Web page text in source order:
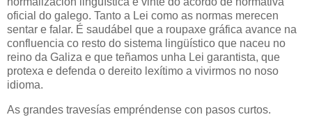
oficial do galego. Tanto a Lei como as normas merecen
sentar e falar. É saudábel que a roupaxe gráfica avance na
confluencia co resto do sistema lingüístico que naceu no
reino da Galiza e que teñamos unha Lei garantista, que
protexa e defenda o dereito lexítimo a vivirmos no noso
idioma.
As grandes travesías empréndense con pasos curtos.